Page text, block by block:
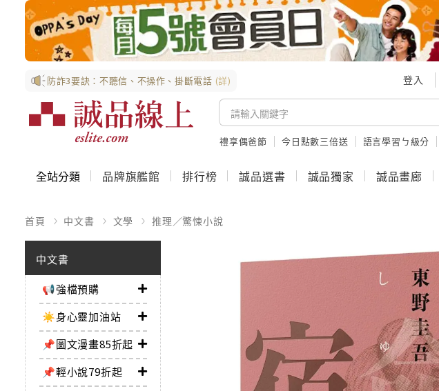
防詐3要訣：不聽信、不操作、掛斷電話 (詳) 登入
禮享偶爸節 今日點數三倍送 語言學習ㄅ級分
全站分類 品牌旗艦館 排行榜 誠品選書 誠品獨家 誠品畫廊
首頁 中文書 文學 推理／驚悚小說
中文書
📢強檔預購
☀️身心靈加油站
📌圖文漫畫85折起
📌輕小說79折起